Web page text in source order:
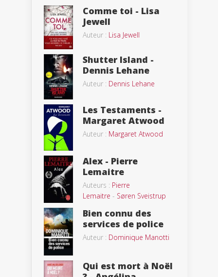
Comme toi - Lisa
Jewell
Auteur : Lisa Jewell
Shutter Island -
Dennis Lehane
Auteur : Dennis Lehane
Les Testaments -
Margaret Atwood
Auteur : Margaret Atwood
Alex - Pierre
Lemaitre
Auteurs : Pierre
Lemaitre - Søren Sveistrup
Bien connu des
services de police
Auteur : Dominique Manotti
Qui est mort à Noël